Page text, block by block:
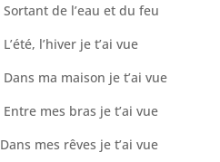
Sortant de l’eau et du feu
L’été, l’hiver je t’ai vue
Dans ma maison je t’ai vue
Entre mes bras je t’ai vue
Dans mes rêves je t’ai vue